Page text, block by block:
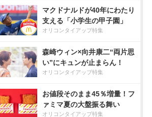
マクドナルドが40年にわたり
支える「小学生の甲子園」
オリコンタイアップ特集
森崎ウィン×向井康二“両片思
い”にキュンが止まらん！
オリコンタイアップ特集
お値段そのまま45％増量！フ
ァミマ夏の大盤振る舞い
オリコンタイアップ特集